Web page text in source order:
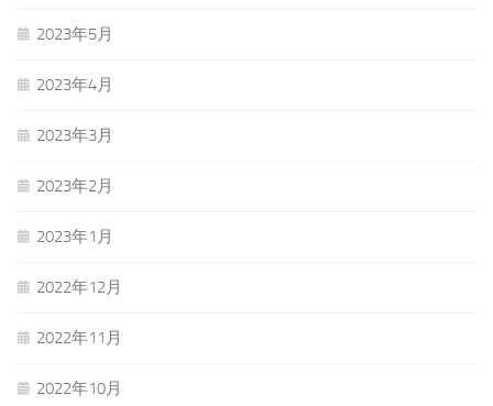
2023年5月
2023年4月
2023年3月
2023年2月
2023年1月
2022年12月
2022年11月
2022年10月